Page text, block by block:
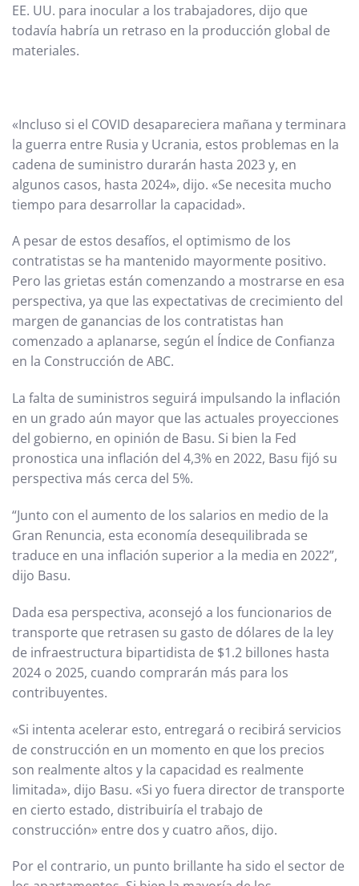
EE. UU. para inocular a los trabajadores, dijo que
todavía habría un retraso en la producción global de
materiales.
«Incluso si el COVID desapareciera mañana y terminara
la guerra entre Rusia y Ucrania, estos problemas en la
cadena de suministro durarán hasta 2023 y, en
algunos casos, hasta 2024», dijo. «Se necesita mucho
tiempo para desarrollar la capacidad».
A pesar de estos desafíos, el optimismo de los
contratistas se ha mantenido mayormente positivo.
Pero las grietas están comenzando a mostrarse en esa
perspectiva, ya que las expectativas de crecimiento del
margen de ganancias de los contratistas han
comenzado a aplanarse, según el Índice de Confianza
en la Construcción de ABC.
La falta de suministros seguirá impulsando la inflación
en un grado aún mayor que las actuales proyecciones
del gobierno, en opinión de Basu. Si bien la Fed
pronostica una inflación del 4,3% en 2022, Basu fijó su
perspectiva más cerca del 5%.
“Junto con el aumento de los salarios en medio de la
Gran Renuncia, esta economía desequilibrada se
traduce en una inflación superior a la media en 2022”,
dijo Basu.
Dada esa perspectiva, aconsejó a los funcionarios de
transporte que retrasen su gasto de dólares de la ley
de infraestructura bipartidista de $1.2 billones hasta
2024 o 2025, cuando comprarán más para los
contribuyentes.
«Si intenta acelerar esto, entregará o recibirá servicios
de construcción en un momento en que los precios
son realmente altos y la capacidad es realmente
limitada», dijo Basu. «Si yo fuera director de transporte
en cierto estado, distribuiría el trabajo de
construcción» entre dos y cuatro años, dijo.
Por el contrario, un punto brillante ha sido el sector de